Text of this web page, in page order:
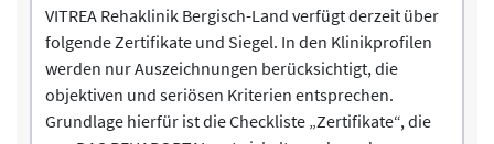
VITREA Rehaklinik Bergisch-Land verfügt derzeit über
folgende Zertifikate und Siegel. In den Klinikprofilen
werden nur Auszeichnungen berücksichtigt, die
objektiven und seriösen Kriterien entsprechen.
Grundlage hierfür ist die Checkliste „Zertifikate“, die